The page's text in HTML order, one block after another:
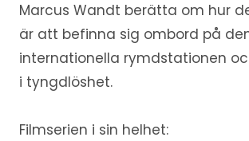
Marcus Wandt berätta om hur
är att befinna sig ombord på
internationella rymdstationen
i tyngdlöshet.
Filmserien i sin helhet: